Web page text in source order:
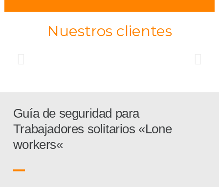
Nuestros clientes
Guía de seguridad para
Trabajadores solitarios «Lone
workers«